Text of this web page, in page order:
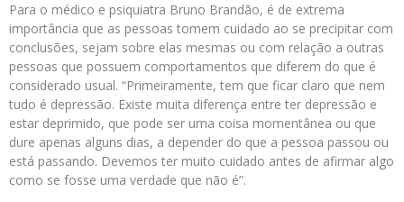
Para o médico e psiquiatra Bruno Brandão, é de extrema
importância que as pessoas tomem cuidado ao se precipitar com
conclusões, sejam sobre elas mesmas ou com relação a outras
pessoas que possuem comportamentos que diferem do que é
considerado usual. “Primeiramente, tem que ficar claro que nem
tudo é depressão. Existe muita diferença entre ter depressão e
estar deprimido, que pode ser uma coisa momentânea ou que
dure apenas alguns dias, a depender do que a pessoa passou ou
está passando. Devemos ter muito cuidado antes de afirmar algo
como se fosse uma verdade que não é”.